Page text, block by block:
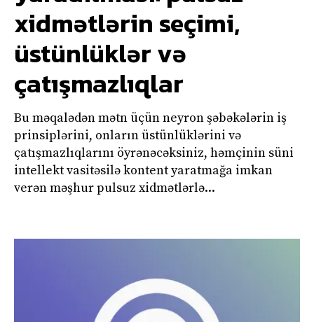
xidmətlərin seçimi,
üstünlüklər və
çatışmazlıqlar
Bu məqalədən mətn üçün neyron şəbəkələrin iş
prinsiplərini, onların üstünlüklərini və
çatışmazlıqlarını öyrənəcəksiniz, həmçinin süni
intellekt vasitəsilə kontent yaratmağa imkan
verən məşhur pulsuz xidmətlərlə...